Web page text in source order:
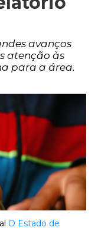
avanços
atenção às
para a área.
O Estado de